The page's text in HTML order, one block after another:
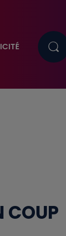
COUP